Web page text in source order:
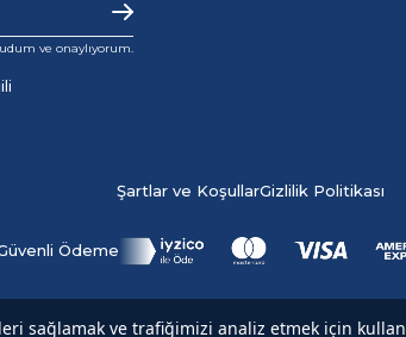
sağlamak ve trafiğimizi analiz etmek için
ve onaylıyorum.
Şartlar ve KoşullarGizlilik Politikası
Ödeme
Copyright© 2025NAOS All rights